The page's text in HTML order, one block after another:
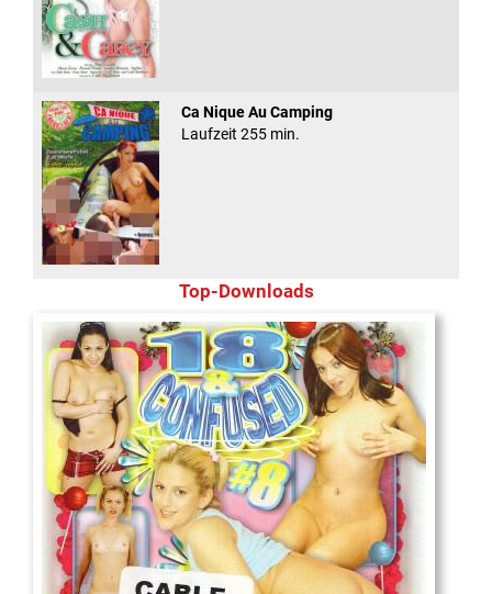
Ca Nique Au Camping
Laufzeit 255 min.
Top-Downloads